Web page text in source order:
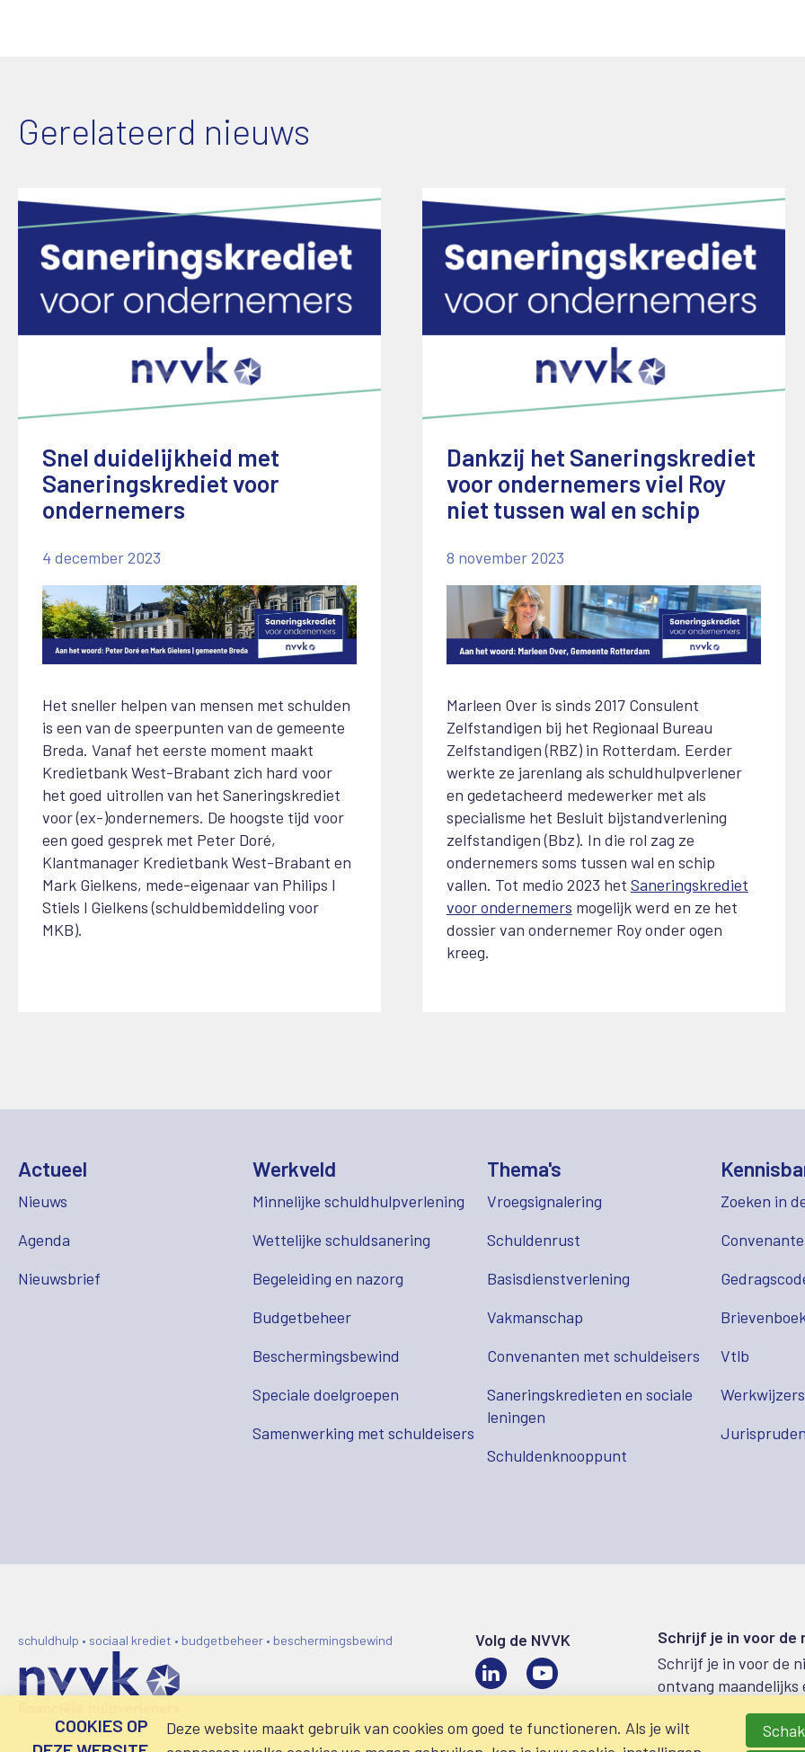
Gerelateerd nieuws
Snel duidelijkheid met
Saneringskrediet voor
ondernemers
4 december 2023
Het sneller helpen van mensen met schulden
is een van de speerpunten van de gemeente
Breda. Vanaf het eerste moment maakt
Kredietbank West-Brabant zich hard voor
het goed uitrollen van het Saneringskrediet
voor (ex-)ondernemers. De hoogste tijd voor
een goed gesprek met Peter Doré,
Klantmanager Kredietbank West-Brabant en
Mark Gielkens, mede-eigenaar van Philips l
Stiels l Gielkens (schuldbemiddeling voor
MKB).
Dankzij het Saneringskrediet
voor ondernemers viel Roy
niet tussen wal en schip
8 november 2023
Marleen Over is sinds 2017 Consulent
Zelfstandigen bij het Regionaal Bureau
Zelfstandigen (RBZ) in Rotterdam. Eerder
werkte ze jarenlang als schuldhulpverlener
en gedetacheerd medewerker met als
specialisme het Besluit bijstandverlening
zelfstandigen (Bbz). In die rol zag ze
ondernemers soms tussen wal en schip
vallen. Tot medio 2023 het Saneringskrediet
voor ondernemers mogelijk werd en ze het
dossier van ondernemer Roy onder ogen
kreeg.
Actueel
Nieuws
Agenda
Nieuwsbrief
Werkveld
Minnelijke schuldhulpverlening
Wettelijke schuldsanering
Begeleiding en nazorg
Budgetbeheer
Beschermingsbewind
Speciale doelgroepen
Samenwerking met schuldeisers
Thema's
Vroegsignalering
Schuldenrust
Basisdienstverlening
Vakmanschap
Convenanten met schuldeisers
Saneringskredieten en sociale
leningen
Schuldenknooppunt
Zoeken in
Vtlb
Werkwijzers
schuldhulp • sociaal krediet • budgetbeheer • beschermingsbewind
Volg de NVVK
LinkedIn
Schrijf je in voor de
Schrijf je in voor de
ontvang maandelijks
COOKIES OP
Deze website maakt gebruik van cookies om goed te functioneren. Als je wilt